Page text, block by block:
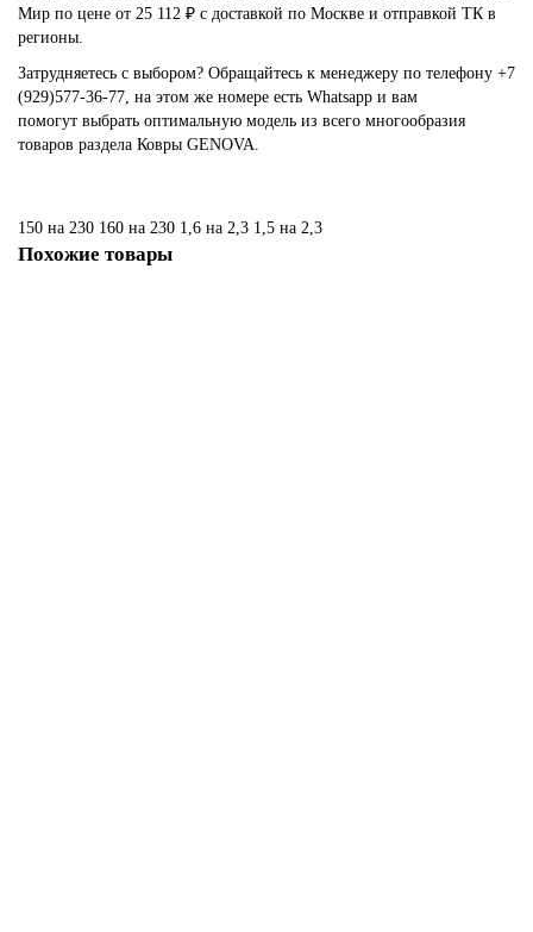
Мир по цене от 25 112 ₽ с доставкой по Москве и отправкой ТК в
регионы.
Затрудняетесь с выбором? Обращайтесь к менеджеру по телефону +7
(929)577-36-77, на этом же номере есть Whatsapp и вам
помогут выбрать оптимальную модель из всего многообразия
товаров раздела Ковры GENOVA.
150 на 230 160 на 230 1,6 на 2,3 1,5 на 2,3
Похожие товары